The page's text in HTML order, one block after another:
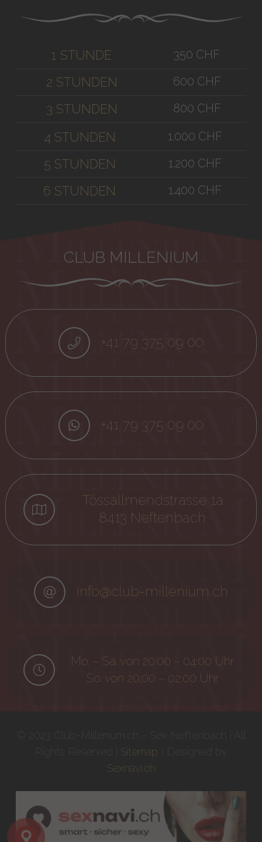
1 STUNDE 350 CHF
2 STUNDEN 600 CHF
3 STUNDEN 800 CHF
4 STUNDEN 1.000 CHF
5 STUNDEN 1.200 CHF
6 STUNDEN 1.400 CHF
CLUB MILLENIUM
+41 79 375 09 00
+41 79 375 09 00
Tössallmendstrasse 1a
8413 Neftenbach
info@club-millenium.ch
Mo. – Sa. von 20:00 – 04:00 Uhr
So. von 20:00 – 02:00 Uhr
Sitemap
Sexnavi.ch